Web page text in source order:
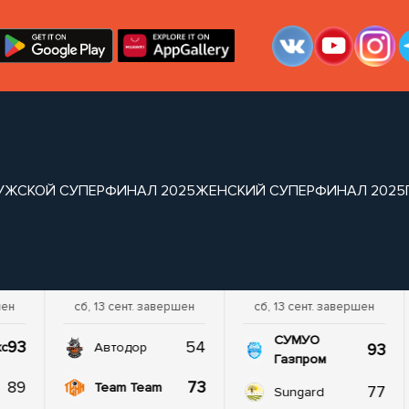
СУПЕРФИНАЛ 2025ЖЕНСКИЙ СУПЕРФИНАЛ 2025
93
89
сб, 13 сент. завершен
Автодор 54
Team Team 73
сб, 13 сент. завершен
СУМУО
Газпром
93
Sungard 77